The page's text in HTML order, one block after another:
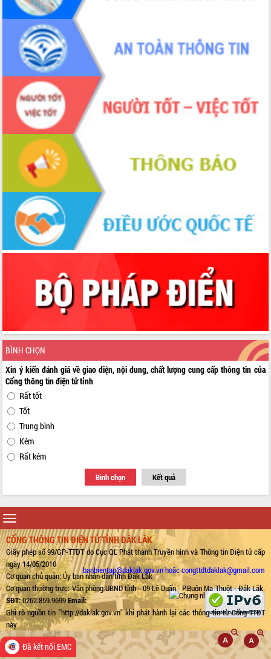
BÌNH CHỌN
Xin ý kiến đánh giá về giao diện, nội dung, chất lượng cung cấp thông tin của
Cổng thông tin điện tử tỉnh
Rất tốt
Tốt
Trung bình
Kém
Rất kém
Bình chọn Kết quả
Toggle
navigation
CỔNG THÔNG TIN ĐIỆN TỬ TỈNH ĐẮK LẮK
Giấy phép số 99/GP-TTĐT do Cục QL Phát thanh Truyền hình và Thông tin Điện tử cấp
ngày 14/05/2010
Cơ quan chủ quản: Ủy ban nhân dân tỉnh Đắk Lắk
Cơ quan thường trực: Văn phòng UBND tỉnh - 09 Lê Duẩn - P.Buôn Ma Thuột - Đắk Lắk.
SĐT:0262.859.9699Email:
banbientap@daklak.gov.vn hoặc congttdtdaklak@gmail.com
Ghi rõ nguồn tin "http://daklak.gov.vn" khi phát hành lại các thông tin từ Cổng TTĐT
này
Đã kết nối EMC